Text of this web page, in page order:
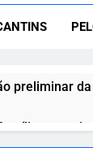
preliminar
que